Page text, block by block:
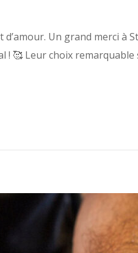
Un grand merci à
🥰 Leur choix remarquable